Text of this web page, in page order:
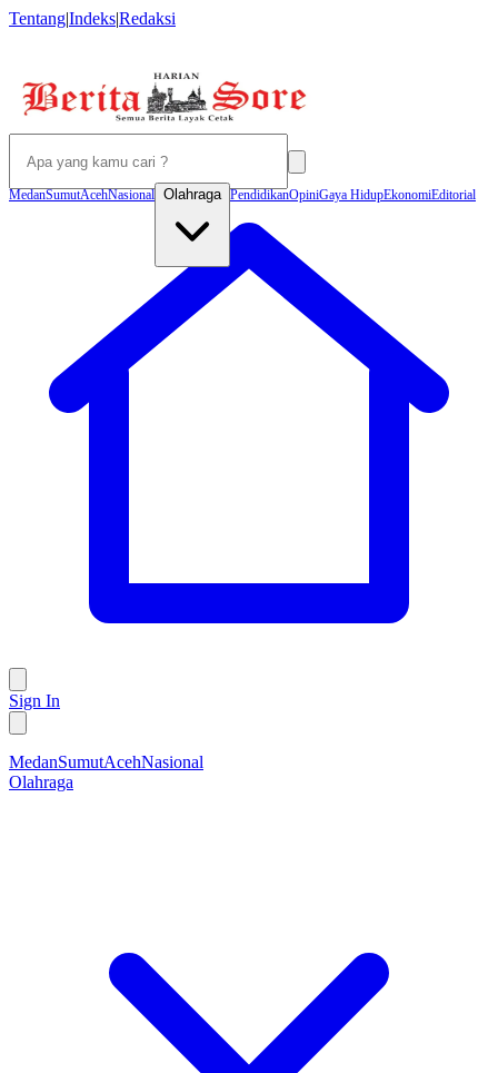
Tentang|Indeks|Redaksi
MedanSumutAcehNasional Olahraga PendidikanOpiniGaya HidupEkonomiEditorial
Sign In
MedanSumutAcehNasional
Olahraga